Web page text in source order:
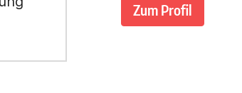
Zum Profil